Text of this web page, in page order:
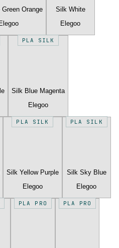
Orange
Elegoo
Silk White
Elegoo
PLA SILK
Silk Blue Magenta
Elegoo
PLA SILK
Silk Yellow Purple
Elegoo
PLA SILK
Silk Sky Blue
Elegoo
PLA PRO PLA PRO